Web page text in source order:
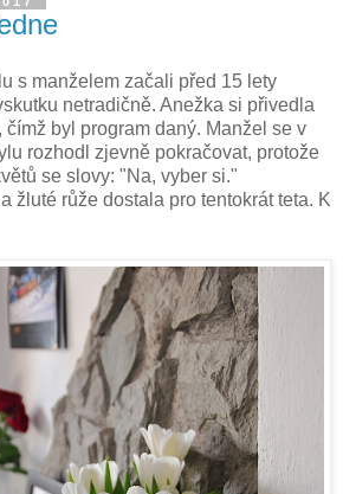
s manželem začali před 15 lety
netradičně. Anežka si přivedla
byl program daný. Manžel se v
rozhodl zjevně pokračovat, protože
se slovy: "Na, vyber si."
žluté růže dostala pro tentokrát teta. K